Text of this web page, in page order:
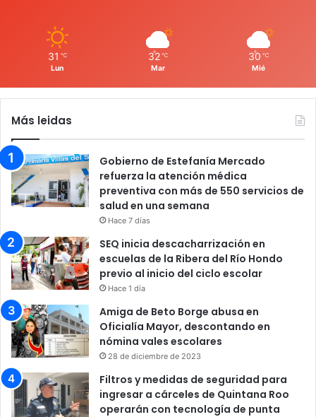
31 ℃
Lun
32 ℃
Mar
30 ℃
Mié
Más leidas
Gobierno de Estefanía Mercado
refuerza la atención médica
preventiva con más de 550 servicios de
salud en una semana
Hace 7 días
SEQ inicia descacharrización en
escuelas de la Ribera del Río Hondo
previo al inicio del ciclo escolar
Hace 1 día
Amiga de Beto Borge abusa en
Oficialía Mayor, descontando en
nómina vales escolares
28 de diciembre de 2023
Filtros y medidas de seguridad para
ingresar a cárceles de Quintana Roo
operarán con tecnología de punta